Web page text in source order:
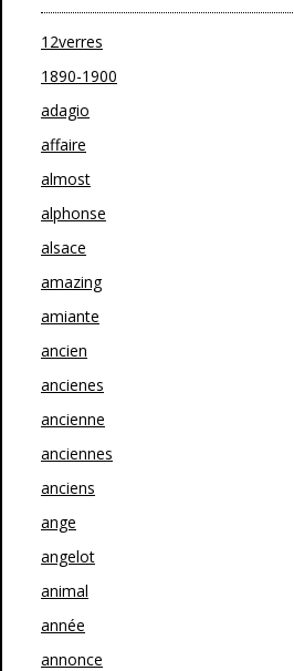
12verres
1890-1900
adagio
affaire
almost
alphonse
alsace
amazing
amiante
ancien
ancienes
ancienne
anciennes
anciens
ange
angelot
animal
année
annonce